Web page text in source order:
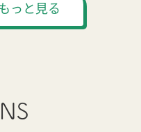
っと見る